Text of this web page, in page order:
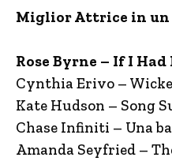
Miglior Attrice in un
Rose Byrne – If I Had
Cynthia Erivo –
Kate Hudson – Song
Chase Infiniti – Una
Amanda Seyfried –